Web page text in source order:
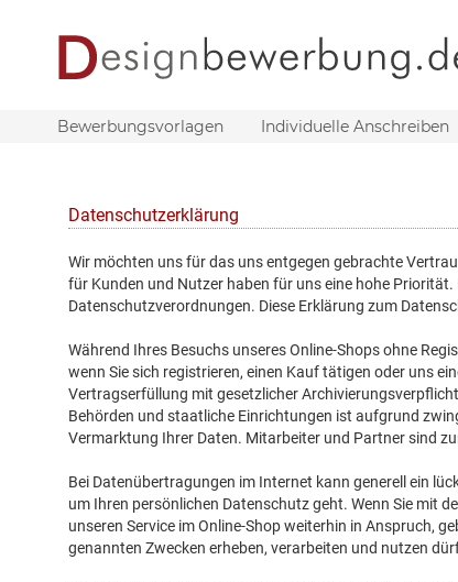
Bewerbungsvorlagen Individuelle Anschreiben
Datenschutzerklärung
Wir möchten uns für das uns entgegen gebrachte
für Kunden und Nutzer haben für uns eine hohe
Datenschutzverordnungen. Diese Erklärung zum
Während Ihres Besuchs unseres Online-Shops ohne
wenn Sie sich registrieren, einen Kauf tätigen oder uns
Vertragserfüllung mit gesetzlicher
Behörden und staatliche Einrichtungen ist aufgrund
Vermarktung Ihrer Daten. Mitarbeiter und Partner sind
Bei Datenübertragungen im Internet kann generell ein
um Ihren persönlichen Datenschutz geht. Wenn Sie mit
unseren Service im Online-Shop weiterhin in Anspruch,
genannten Zwecken erheben, verarbeiten und nutzen